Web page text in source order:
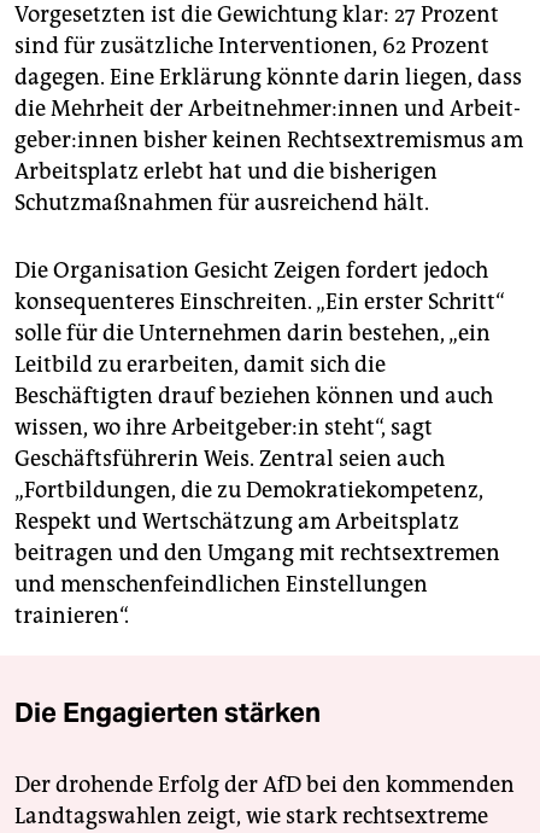
Vorgesetzten ist die Gewichtung klar: 27 Prozent
sind für zusätzliche Interventionen, 62 Prozent
dagegen. Eine Erklärung könnte darin liegen, dass
die Mehrheit der Ar­beit­neh­me­r:in­nen und Ar­beit­
ge­be­r:in­nen bisher keinen Rechtsextremismus am
Arbeitsplatz erlebt hat und die bisherigen
Schutzmaßnahmen für ausreichend hält.
Die Organisation Gesicht Zeigen fordert jedoch
konsequenteres Einschreiten. „Ein erster Schritt“
solle für die Unternehmen darin bestehen, „ein
Leitbild zu erarbeiten, damit sich die
Beschäftigten drauf beziehen können und auch
wissen, wo ihre Ar­beit­ge­be­r:in steht“, sagt
Geschäftsführerin Weis. Zentral seien auch
„Fortbildungen, die zu Demokratiekompetenz,
Respekt und Wertschätzung am Arbeitsplatz
beitragen und den Umgang mit rechtsextremen
und menschenfeindlichen Einstellungen
trainieren“.
Die Engagierten stärken
Der drohende Erfolg der AfD bei den kommenden
Landtagswahlen zeigt, wie stark rechtsextreme